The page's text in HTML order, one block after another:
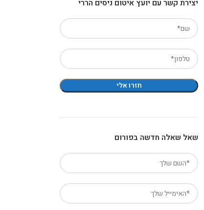
יצירת קשר עם יועץ איטום ניסים הררי
שאל שאלה חדשה בפורום